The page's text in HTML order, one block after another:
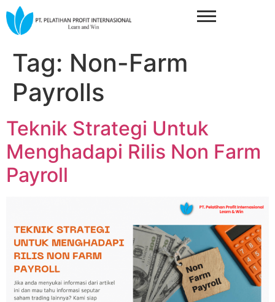
Tag: Non-Farm
Payrolls
Teknik Strategi Untuk
Menghadapi Rilis Non Farm
Payroll